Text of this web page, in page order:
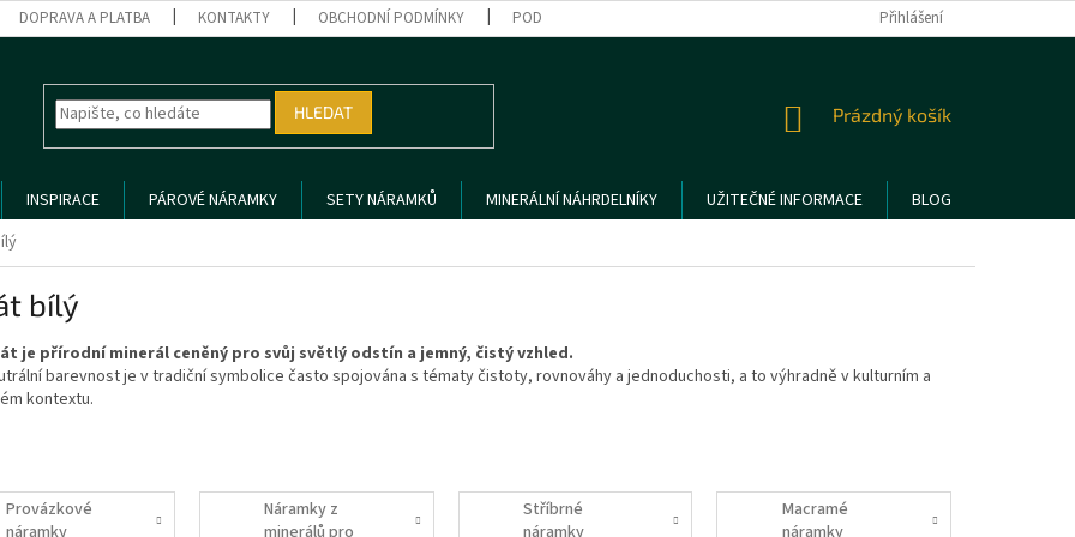
DOPRAVA A PLATBA KONTAKTY OBCHODNÍ PODMÍNKY PODMÍNKY OCHRANY OSOBNÍCH ÚDAJŮ REKLAMACE A VRÁCENÍ ZBOŽÍ
Přihlášení
HLEDAT
NÁKUPNÍ
Prázdný košík
INSPIRACE PÁROVÉ NÁRAMKY SETY NÁRAMKŮ MINERÁLNÍ NÁHRDELNÍKY UŽITEČNÉ INFORMACE
BLOG
bílý
je přírodní minerál ceněný pro svůj světlý odstín a jemný, čistý vzhled.
barevnost je v tradiční symbolice často spojována s tématy čistoty, rovnováhy a jednoduchosti, a to výhradně v kulturním a
kontextu.
Provázkové
Náramky z
Stříbrné
Macramé